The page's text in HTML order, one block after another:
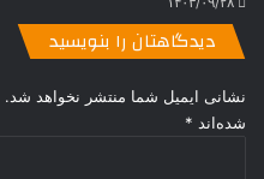
دیدگاهتان را بنویسید
نشانی ایمیل شما منتشر نخواهد شد.
شده‌اند *